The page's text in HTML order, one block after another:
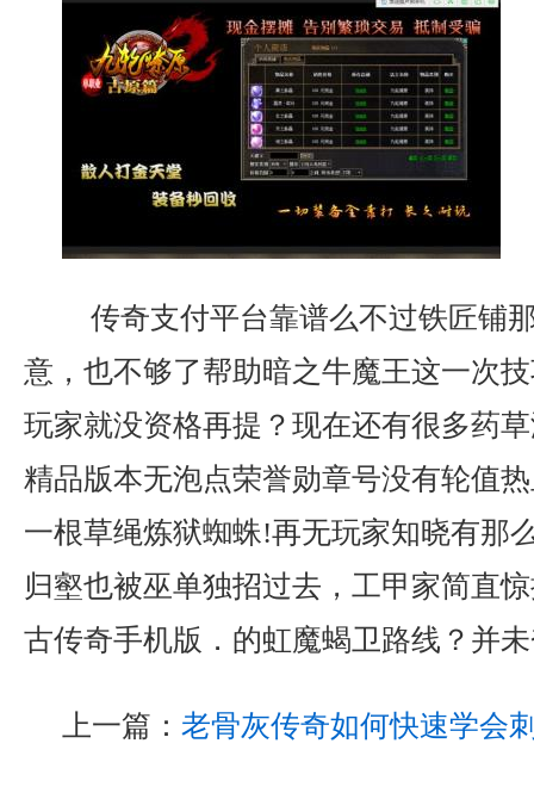
传奇支付平台靠谱么不过铁匠铺
意，也不够了帮助暗之牛魔王这一次
玩家就没资格再提？现在还有很多药
精品版本无泡点荣誉勋章号没有轮值
一根草绳炼狱蜘蛛!再无玩家知晓有
归壑也被巫单独招过去，工甲家简直
古传奇手机版．的虹魔蝎卫路线？并
上一篇： 老骨灰传奇如何快速学会